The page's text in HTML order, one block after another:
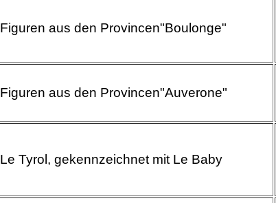
Figuren aus den Provincen"Boulonge"
Figuren aus den Provincen"Auverone"
Le Tyrol, gekennzeichnet mit Le Baby